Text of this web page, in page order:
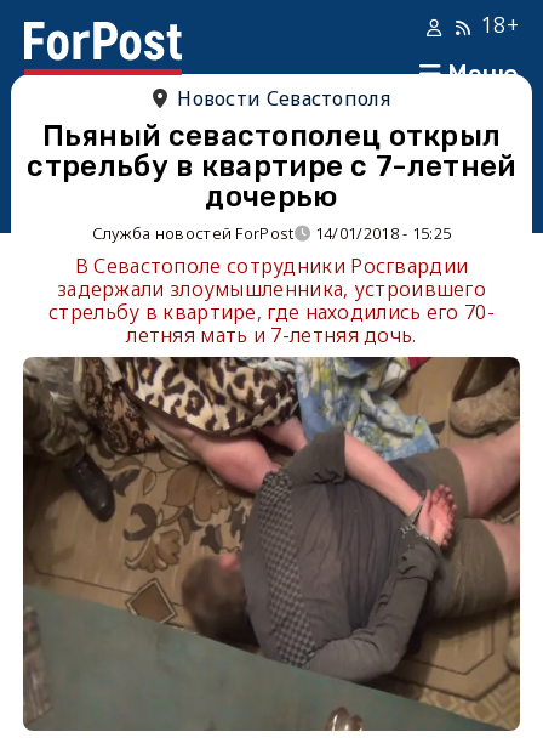
Меню
18+
Новости Севастополя
Пьяный севастополец открыл
стрельбу в квартире с 7-летней
дочерью
Служба новостей ForPost 14/01/2018 - 15:25
В Севастополе сотрудники Росгвардии
задержали злоумышленника, устроившего
стрельбу в квартире, где находились его 70-
летняя мать и 7-летняя дочь.